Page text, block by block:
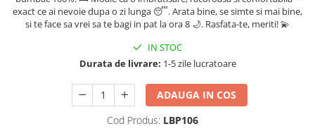
Lenjerii De Pat, Finet Premium 3D,
2 Persoane
Lenjerii De Pat Catifea
Lenjerii De Pat Cocolino
Artificiala De Iepure, 6 Piese, 2
exact ce ai nevoie dupa o zi lunga 😴. Arata bine, se simte si mai bine,
si te face sa vrei sa te bagi in pat la ora 8 🌙. Rasfata-te, meriti! 💫
IN STOC
Durata de livrare: 1-5 zile lucratoare
ADAUGA IN COS
Cod Produs: LBP106